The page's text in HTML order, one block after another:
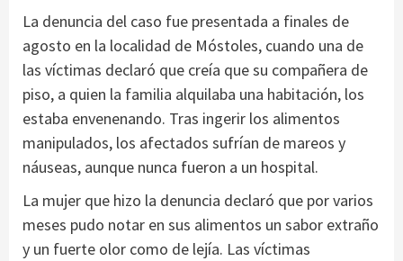
La denuncia del caso fue presentada a finales de
agosto en la localidad de Móstoles, cuando una de
las víctimas declaró que creía que su compañera de
piso, a quien la familia alquilaba una habitación, los
estaba envenenando. Tras ingerir los alimentos
manipulados, los afectados sufrían de mareos y
náuseas, aunque nunca fueron a un hospital.
La mujer que hizo la denuncia declaró que por varios
meses pudo notar en sus alimentos un sabor extraño
y un fuerte olor como de lejía. Las víctimas